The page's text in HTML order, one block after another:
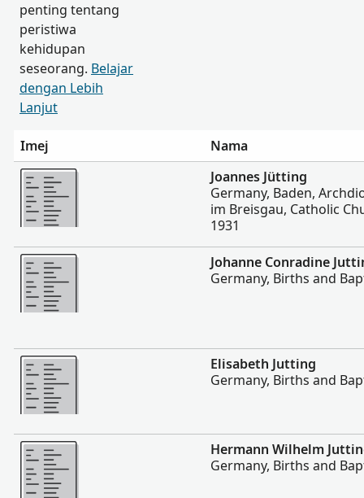
penting tentang
peristiwa
kehidupan
seseorang. Belajar
dengan Lebih
Lanjut
Imej
Nama
Lebih
Joannes Jütting
Germany, Baden,
im Breisgau, Catholic
1931
Lebih
Johanne Conradine
Germany, Births and
Lebih
Elisabeth Jutting
Germany, Births and
Lebih
Hermann Wilhelm
Germany, Births and